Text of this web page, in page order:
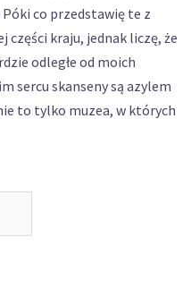
co przedstawię te z
części kraju, jednak liczę, że
odległe od moich
sercu skanseny są azylem
to tylko muzea, w których